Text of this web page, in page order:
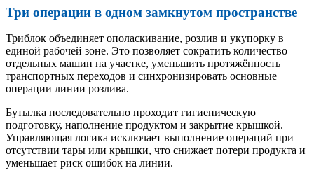
Три операции в одном замкнутом пространстве
Триблок объединяет ополаскивание, розлив и укупорку в
единой рабочей зоне. Это позволяет сократить количество
отдельных машин на участке, уменьшить протяжённость
транспортных переходов и синхронизировать основные
операции линии розлива.
Бутылка последовательно проходит гигиеническую
подготовку, наполнение продуктом и закрытие крышкой.
Управляющая логика исключает выполнение операций при
отсутствии тары или крышки, что снижает потери продукта и
уменьшает риск ошибок на линии.